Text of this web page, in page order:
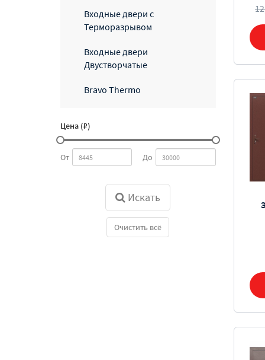
Входные двери с
Терморазрывом
Входные двери
Двустворчатые
Bravo Thermo
Цена (₽)
От До
Искать
Очистить всё